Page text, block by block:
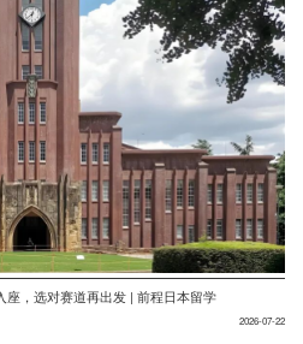
，选对赛道再出发 | 前程日本留学
2026-07-22